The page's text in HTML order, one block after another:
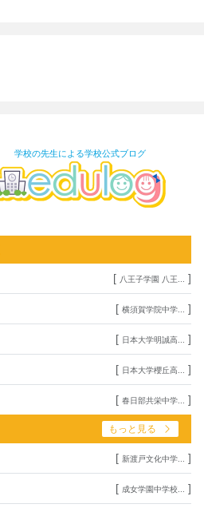
学校の先生による学校公式ブログ
[ 八王子学園 八王... ]
[ 横須賀学院中学... ]
[ 日本大学明誠高... ]
[ 日本大学櫻丘高... ]
[ 春日部共栄中学... ]
もっと見る
[ 新渡戸文化中学... ]
[ 成女学園中学校... ]